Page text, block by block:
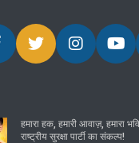
हमारा हक, हमारी आवाज़, हमारा
राष्ट्रीय सुरक्षा पार्टी का संकल्प!